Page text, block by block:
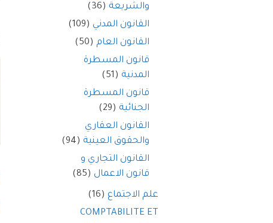
والشريعة (36)
القانون المدني (109)
القانون العام (50)
قانون المسطرة
المدنية (51)
قانون المسطرة
الجنائية (29)
القانون العقاري
والحقوق العينية (94)
القانون التجاري و
قانون الاعمال (85)
علم الاجتماع (16)
COMPTABILITE ET